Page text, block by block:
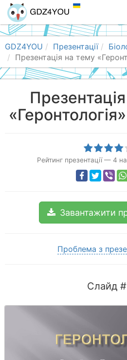
GDZ4YOU Презентації
Презентація на тему
Рейтинг презентації — 4
Завантажити
Проблема з
Слайд